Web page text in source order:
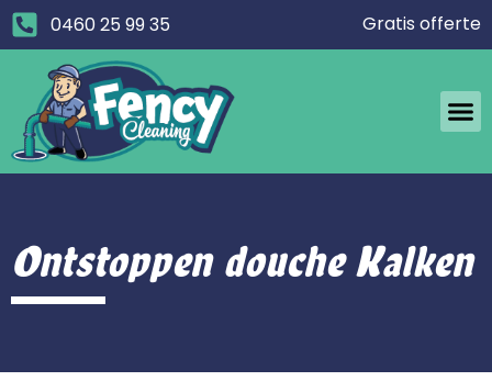
0460 25 99 35 Gratis offerte
Ontstoppen douche Kalken